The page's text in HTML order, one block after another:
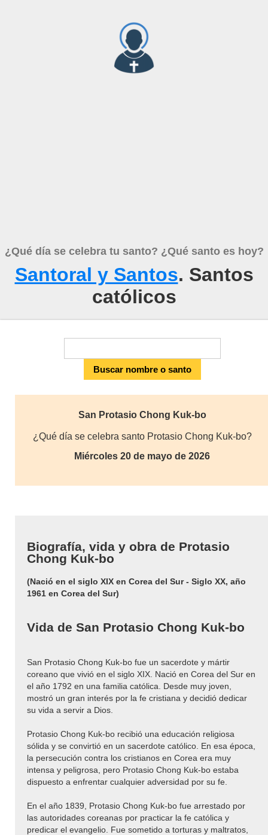
¿Qué día se celebra tu santo? ¿Qué santo es hoy?
Santoral y Santos. Santos
católicos
San Protasio Chong Kuk-bo
¿Qué día se celebra santo Protasio Chong Kuk-bo?
Miércoles 20 de mayo de 2026
Biografía, vida y obra de Protasio
Chong Kuk-bo
(Nació en el siglo XIX en Corea del Sur - Siglo XX, año
1961 en Corea del Sur)
Vida de San Protasio Chong Kuk-bo
San Protasio Chong Kuk-bo fue un sacerdote y mártir
coreano que vivió en el siglo XIX. Nació en Corea del Sur en
el año 1792 en una familia católica. Desde muy joven,
mostró un gran interés por la fe cristiana y decidió dedicar
su vida a servir a Dios.
Protasio Chong Kuk-bo recibió una educación religiosa
sólida y se convirtió en un sacerdote católico. En esa época,
la persecución contra los cristianos en Corea era muy
intensa y peligrosa, pero Protasio Chong Kuk-bo estaba
dispuesto a enfrentar cualquier adversidad por su fe.
En el año 1839, Protasio Chong Kuk-bo fue arrestado por
las autoridades coreanas por practicar la fe católica y
predicar el evangelio. Fue sometido a torturas y maltratos,